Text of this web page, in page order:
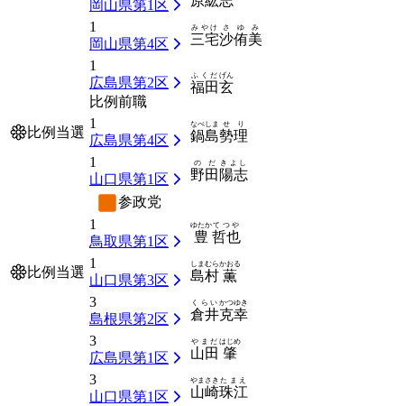
岡山県第1区
1
岡山県第4区
三宅
みやけ
沙侑美
さゆみ
1
広島県第2区
比例前職
福田
ふくだ
玄
げん
比例当選
1
広島県第4区
鍋島
なべしま
勢理
せり
1
山口県第1区
野田
のだ
陽志
きよし
参政党
1
鳥取県第1区
豊
ゆたか
哲也
てつや
比例当選
1
山口県第3区
島村
しまむら
薫
かおる
3
島根県第2区
倉井
くらい
克幸
かつゆき
3
広島県第1区
山田
やまだ
肇
はじめ
3
山口県第1区
山崎
やまさき
珠江
たまえ